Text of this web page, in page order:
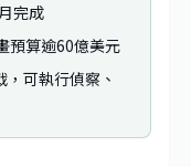
完成
預算逾60億美元
可執行偵察、